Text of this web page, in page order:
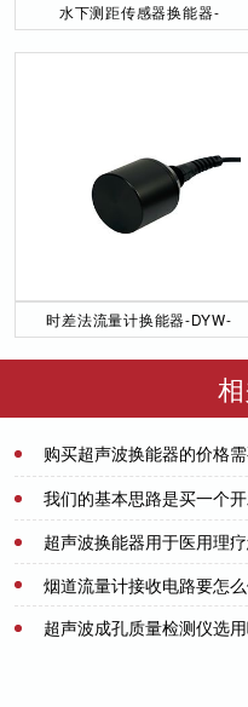
水下测距传感器换能器-
时差法流量计换能器-DYW-
购买超声波换能器的价格
我们的基本思路是买一个
实际测试来看效果，哪个
超声波换能器用于医用理
烟道流量计接收电路要怎
超声波成孔质量检测仪选